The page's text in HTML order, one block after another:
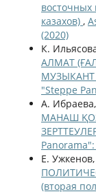
восточных
казахов) ,
(2020)
К.
АЛМАТ
МУЗЫКАНТ
"Steppe
А.
МАНАШ
Е.
(вторая